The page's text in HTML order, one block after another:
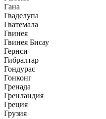
Гана
Гваделупа
Гватемала
Гвинея
Гвинея Бисау
Гернси
Гибралтар
Гондурас
Гонконг
Гренада
Гренландия
Греция
Грузия